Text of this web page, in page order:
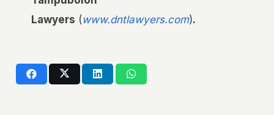
Lawyers ( www.dntlawyers.com).